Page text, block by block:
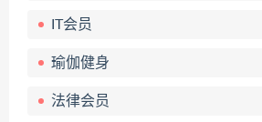
IT会员
瑜伽健身
法律会员